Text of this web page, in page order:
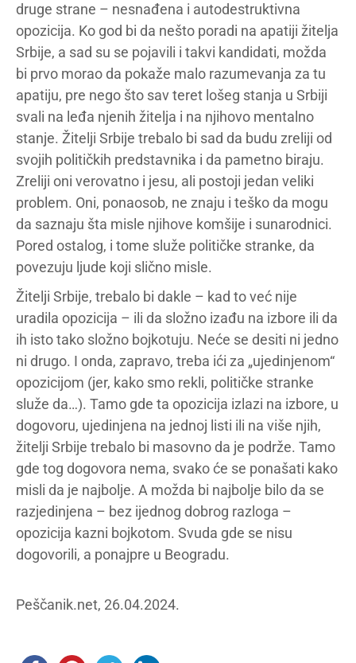
druge strane – nesnađena i autodestruktivna
opozicija. Ko god bi da nešto poradi na apatiji žitelja
Srbije, a sad su se pojavili i takvi kandidati, možda
bi prvo morao da pokaže malo razumevanja za tu
apatiju, pre nego što sav teret lošeg stanja u Srbiji
svali na leđa njenih žitelja i na njihovo mentalno
stanje. Žitelji Srbije trebalo bi sad da budu zreliji od
svojih političkih predstavnika i da pametno biraju.
Zreliji oni verovatno i jesu, ali postoji jedan veliki
problem. Oni, ponaosob, ne znaju i teško da mogu
da saznaju šta misle njihove komšije i sunarodnici.
Pored ostalog, i tome služe političke stranke, da
povezuju ljude koji slično misle.
Žitelji Srbije, trebalo bi dakle – kad to već nije
uradila opozicija – ili da složno izađu na izbore ili da
ih isto tako složno bojkotuju. Neće se desiti ni jedno
ni drugo. I onda, zapravo, treba ići za „ujedinjenom“
opozicijom (jer, kako smo rekli, političke stranke
služe da…). Tamo gde ta opozicija izlazi na izbore, u
dogovoru, ujedinjena na jednoj listi ili na više njih,
žitelji Srbije trebalo bi masovno da je podrže. Tamo
gde tog dogovora nema, svako će se ponašati kako
misli da je najbolje. A možda bi najbolje bilo da se
razjedinjena – bez ijednog dobrog razloga –
opozicija kazni bojkotom. Svuda gde se nisu
dogovorili, a ponajpre u Beogradu.
Peščanik.net, 26.04.2024.